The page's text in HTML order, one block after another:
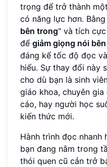
trọng để trở thành
có năng lực hơn.
bên trong" và tích
để giảm giọng nói
đáng kể tốc độ đọc
hiểu. Sự thay đổi này
cho dù bạn là sinh
giáo khoa, chuyên
cáo, hay người học
kiến thức mới.
Hành trình đọc nhanh
bạn đang nằm trong
thói quen cũ cản trở